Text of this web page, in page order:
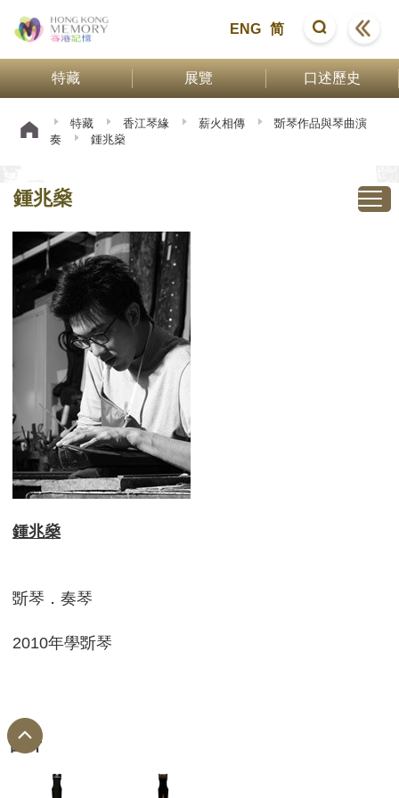
ENG 简
特藏 展覽 口述歷史
特藏 香江琴緣 薪火相傳
斲琴作品與琴曲演
奏
鍾兆燊
鍾兆燊
鍾兆燊
斲琴．奏琴
2010年學斲琴
圖片